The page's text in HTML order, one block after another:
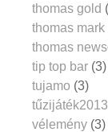
thomas gold
thomas mark
thomas
tip top bar (3)
tujamo (3)
tűzijáték2013
vélemény (3)